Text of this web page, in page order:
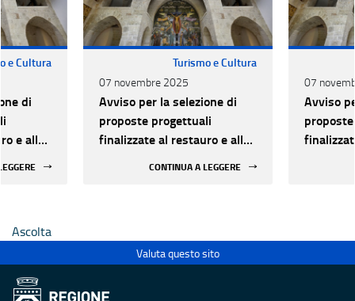
e Cultura
di
e alla
Turismo e Cultura
07 novembre 2025
Avviso per la selezione di
proposte progettuali
finalizzate al restauro e alla
CONTINUA A LEGGERE
07
Avviso
Ascolta
Valuta questo sito